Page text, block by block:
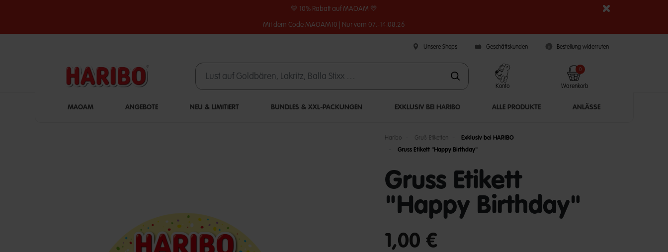
💛 10% Rabatt auf MAOAM 💛
Mit dem Code MAOAM10 | Nur vom 07.-14.08.26
Unsere Shops Geschäftskunden Bestellung widerrufen
Konto Warenkorb
0
MAOAM ANGEBOTE NEU & LIMITIERT BUNDLES & XXL-PACKUNGEN EXKLUSIV BEI HARIBO ALLE PRODUKTE ANLÄSSE
Haribo Gruß-Etiketten
Exklusiv bei HARIBO
Gruss Etikett "Happy Birthday"
Gruss Etikett
"Happy Birthday"
undefined out of 5 Customer Rating
1,00 €